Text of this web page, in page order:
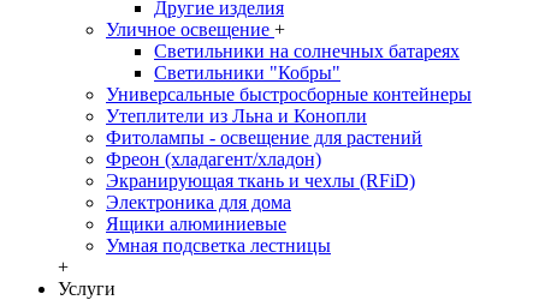
Другие изделия
Уличное освещение +
Светильники на солнечных батареях
Светильники "Кобры"
Универсальные быстросборные контейнеры
Утеплители из Льна и Конопли
Фитолампы - освещение для растений
Фреон (хладагент/хладон)
Экранирующая ткань и чехлы (RFiD)
Электроника для дома
Ящики алюминиевые
Умная подсветка лестницы
+
Услуги